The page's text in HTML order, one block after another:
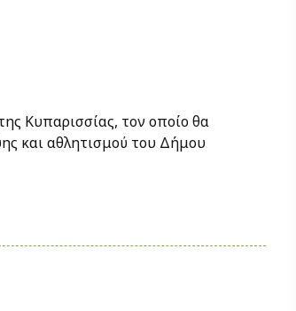
Κυπαρισσίας, τον οποίο θα
και αθλητισμού του Δήμου